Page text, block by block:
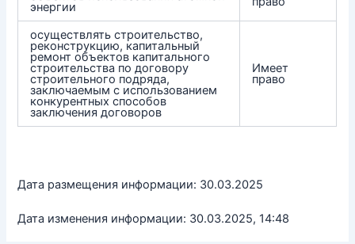
энергии
осуществлять строительство,
реконструкцию, капитальный
ремонт объектов капитального
строительства по договору
строительного подряда,
заключаемым с использованием
конкурентных способов
заключения договоров
Имеет
право
Дата размещения информации: 30.03.2025
Дата изменения информации: 30.03.2025, 14:48